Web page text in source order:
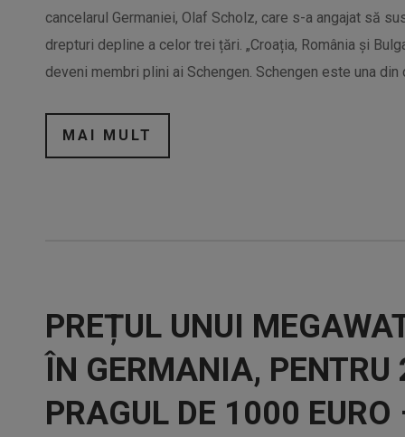
cancelarul Germaniei, Olaf Scholz, care s-a angajat să
drepturi depline a celor trei țări. „Croația, România și
deveni membri plini ai Schengen. Schengen este una din
MAI MULT
PREȚUL UNUI
ÎN GERMANIA,
PRAGUL DE 1000